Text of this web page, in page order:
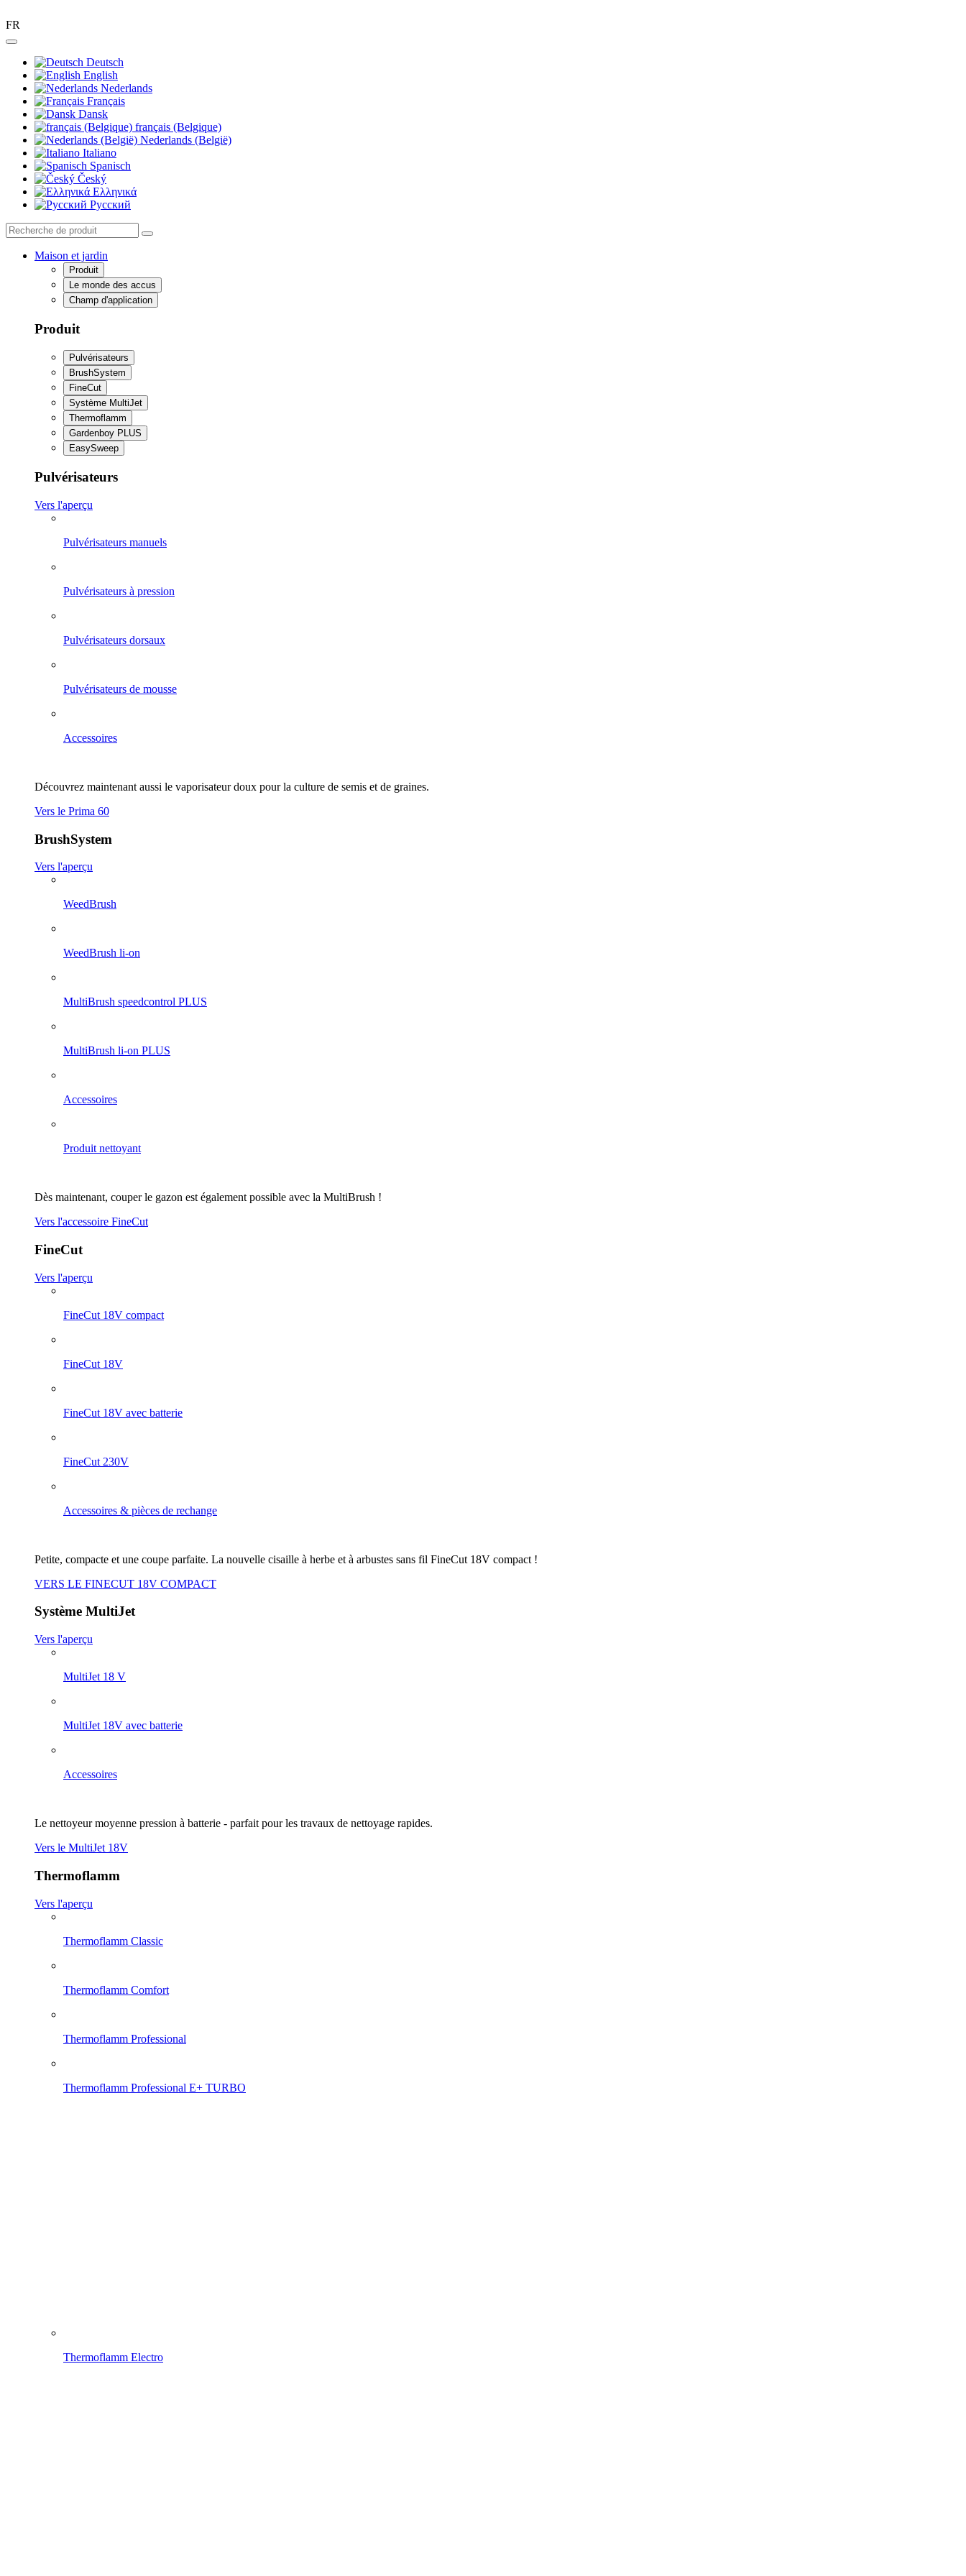
FR
Deutsch
English
Nederlands
Français
Dansk
français (Belgique)
Nederlands (België)
Italiano
Spanisch
Český
Ελληνικά
Pусский
Maison et jardin
Produit
Le monde des accus
Champ d'application
Produit
Pulvérisateurs
BrushSystem
FineCut
Système MultiJet
Thermoflamm
Gardenboy PLUS
EasySweep
Pulvérisateurs
Vers l'aperçu
Pulvérisateurs manuels
Pulvérisateurs à pression
Pulvérisateurs dorsaux
Pulvérisateurs de mousse
Accessoires
Découvrez maintenant aussi le vaporisateur doux pour la culture de semis et de graines.
Vers le Prima 60
BrushSystem
Vers l'aperçu
WeedBrush
WeedBrush li-on
MultiBrush speedcontrol PLUS
MultiBrush li-on PLUS
Accessoires
Produit nettoyant
Dès maintenant, couper le gazon est également possible avec la MultiBrush !
Vers l'accessoire FineCut
FineCut
Vers l'aperçu
FineCut 18V compact
FineCut 18V
FineCut 18V avec batterie
FineCut 230V
Accessoires & pièces de rechange
Petite, compacte et une coupe parfaite. La nouvelle cisaille à herbe et à arbustes sans fil FineCut 18V compact !
VERS LE FINECUT 18V COMPACT
Système MultiJet
Vers l'aperçu
MultiJet 18 V
MultiJet 18V avec batterie
Accessoires
Le nettoyeur moyenne pression à batterie - parfait pour les travaux de nettoyage rapides.
Vers le MultiJet 18V
Thermoflamm
Vers l'aperçu
Thermoflamm Classic
Thermoflamm Comfort
Thermoflamm Professional
Thermoflamm Professional E+ TURBO
Thermoflamm Electro